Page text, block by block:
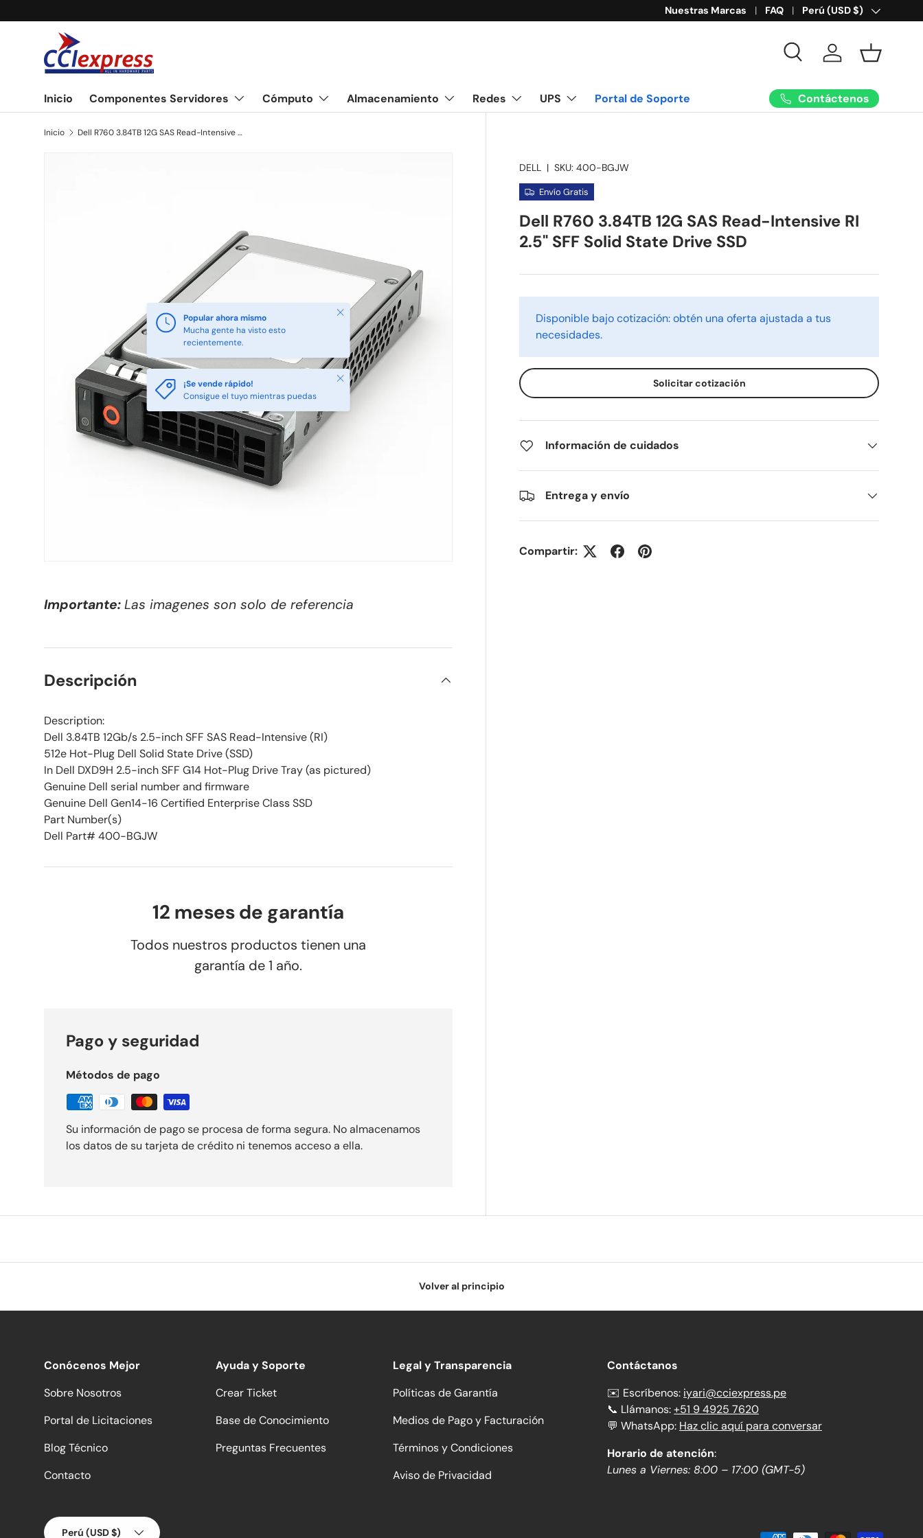
Ir al contenido
Nuestras Marcas FAQ País/Región
Perú (USD $)
Buscar Iniciar sesión
Cesta
Inicio Componentes Servidores Cómputo Almacenamiento Redes UPS Portal de Soporte Contáctenos
Inicio Dell R760 3.84TB 12G SAS Read-Intensive RI 2.5" SFF Solid State Drive SSD
Popular ahora mismo
Mucha gente ha visto esto
recientemente.
Cerrar
¡Se vende rápido!
Consigue el tuyo mientras puedas
Cerrar
DELL |SKU: 400-BGJW
Envío Gratis
Dell R760 3.84TB 12G SAS Read-Intensive RI
2.5" SFF Solid State Drive SSD
Disponible bajo cotización: obtén una oferta ajustada a tus
necesidades.
Solicitar cotización
Información de cuidados
Entrega y envío
Compartir:
Importante: Las imagenes son solo de referencia
Descripción
Description:
Dell 3.84TB 12Gb/s 2.5-inch SFF SAS Read-Intensive (RI)
512e Hot-Plug Dell Solid State Drive (SSD)
In Dell DXD9H 2.5-inch SFF G14 Hot-Plug Drive Tray (as pictured)
Genuine Dell serial number and firmware
Genuine Dell Gen14-16 Certified Enterprise Class SSD
Part Number(s)
Dell Part# 400-BGJW
12 meses de garantía
Todos nuestros productos tienen una
garantía de 1 año.
Pago y seguridad
Métodos de pago
Su información de pago se procesa de forma segura. No almacenamos
los datos de su tarjeta de crédito ni tenemos acceso a ella.
Volver al principio
Conócenos Mejor
Sobre Nosotros
Portal de Licitaciones
Blog Técnico
Contacto
Ayuda y Soporte
Crear Ticket
Base de Conocimiento
Preguntas Frecuentes
Legal y Transparencia
Políticas de Garantía
Medios de Pago y Facturación
Términos y Condiciones
Aviso de Privacidad
Contáctanos
✉️ Escríbenos: iyari@cciexpress.pe
📞 Llámanos:+51 9 4925 7620
💬 WhatsApp: Haz clic aquí para conversar
Horario de atención:
Lunes a Viernes: 8:00 – 17:00 (GMT-5)
País/Región
Perú (USD $)